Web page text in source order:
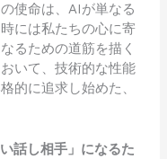
使命は、AIが単なる
には私たちの心に寄
るための道筋を描く
いて、技術的な性能
的に追求し始めた、
話し相手」になるた